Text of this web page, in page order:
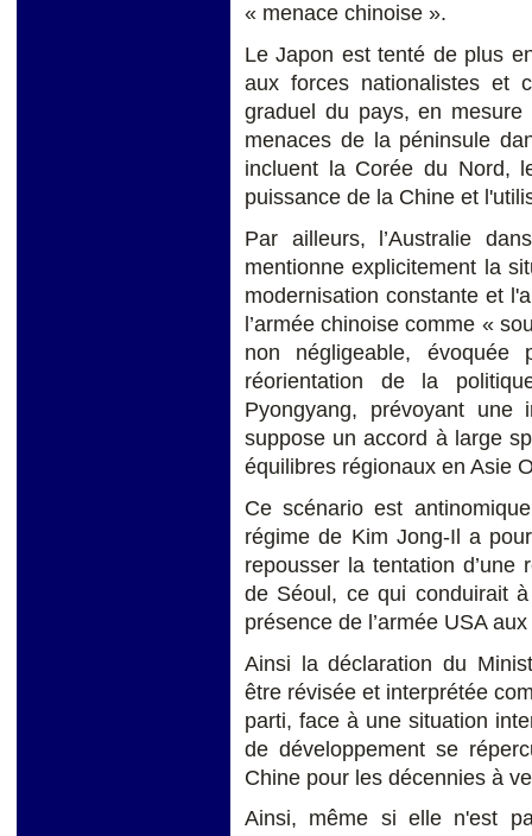
« menace chinoise ».
Le Japon est tenté de plus
aux forces nationalistes et
graduel du pays, en
menaces de la péninsule
incluent la Corée du Nord,
puissance de la Chine et
Par ailleurs, l’Australie
mentionne explicitement la
modernisation constante et
l’armée chinoise comme «
non négligeable,
réorientation de la
Pyongyang, prévoyant
suppose un accord à large
équilibres régionaux en Asie
Ce scénario est
régime de Kim Jong-Il a
repousser la tentation d’une
de Séoul, ce qui conduirait
présence de l’armée USA
Ainsi la déclaration du
être révisée et interprétée
parti, face à une situation
de développement se
Chine pour les décennies à
Ainsi, même si elle n'est